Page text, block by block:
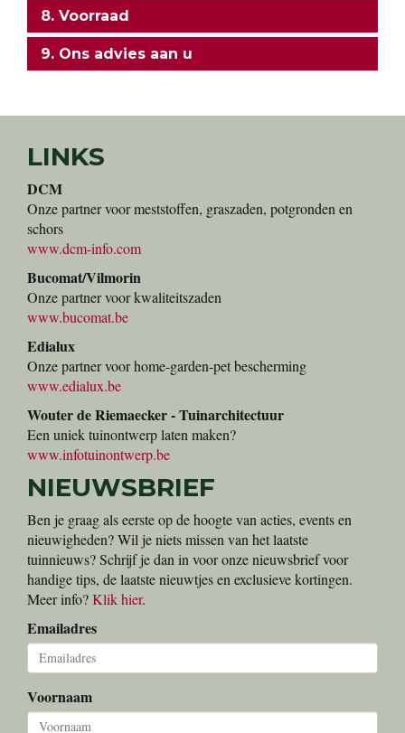
8. Voorraad
9. Ons advies aan u
LINKS
DCM
Onze partner voor meststoffen, graszaden, potgronden en
schors
www.dcm-info.com
Bucomat/Vilmorin
Onze partner voor kwaliteitszaden
www.bucomat.be
Edialux
Onze partner voor home-garden-pet bescherming
www.edialux.be
Wouter de Riemaecker - Tuinarchitectuur
Een uniek tuinontwerp laten maken?
www.infotuinontwerp.be
NIEUWSBRIEF
Ben je graag als eerste op de hoogte van acties, events en
nieuwigheden? Wil je niets missen van het laatste
tuinnieuws? Schrijf je dan in voor onze nieuwsbrief voor
handige tips, de laatste nieuwtjes en exclusieve kortingen.
Meer info?Klik hier.
Emailadres
Voornaam